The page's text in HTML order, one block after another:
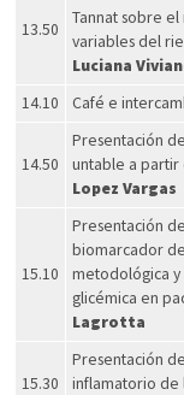
13.50
Tannat sobre
variables del
Luciana
14.10
Café e
14.50
Presentación
untable a partir
Lopez Vargas
15.10
Presentación
biomarcador
metodológica y
glicémica en
Lagrotta
15.30
Presentación
inflamatorio de